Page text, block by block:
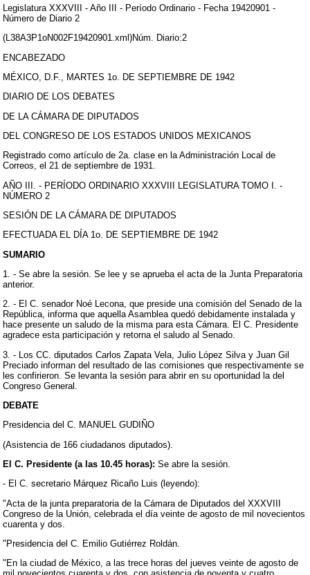
Legislatura XXXVIII - Año III - Período Ordinario - Fecha 19420901 -
Número de Diario 2
(L38A3P1oN002F19420901.xml)Núm. Diario:2
ENCABEZADO
MÉXICO, D.F., MARTES 1o. DE SEPTIEMBRE DE 1942
DIARIO DE LOS DEBATES
DE LA CÁMARA DE DIPUTADOS
DEL CONGRESO DE LOS ESTADOS UNIDOS MEXICANOS
Registrado como artículo de 2a. clase en la Administración Local de
Correos, el 21 de septiembre de 1931.
AÑO III. - PERÍODO ORDINARIO XXXVIII LEGISLATURA TOMO I. -
NÚMERO 2
SESIÓN DE LA CÁMARA DE DIPUTADOS
EFECTUADA EL DÍA 1o. DE SEPTIEMBRE DE 1942
SUMARIO
1. - Se abre la sesión. Se lee y se aprueba el acta de la Junta Preparatoria
anterior.
2. - El C. senador Noé Lecona, que preside una comisión del Senado de la
República, informa que aquella Asamblea quedó debidamente instalada y
hace presente un saludo de la misma para esta Cámara. El C. Presidente
agradece esta participación y retorna el saludo al Senado.
3. - Los CC. diputados Carlos Zapata Vela, Julio López Silva y Juan Gil
Preciado informan del resultado de las comisiones que respectivamente se
les confirieron. Se levanta la sesión para abrir en su oportunidad la del
Congreso General.
DEBATE
Presidencia del C. MANUEL GUDIÑO
(Asistencia de 166 ciudadanos diputados).
El C. Presidente (a las 10.45 horas): Se abre la sesión.
- El C. secretario Márquez Ricaño Luis (leyendo):
"Acta de la junta preparatoria de la Cámara de Diputados del XXXVIII
Congreso de la Unión, celebrada el día veinte de agosto de mil novecientos
cuarenta y dos.
"Presidencia del C. Emilio Gutiérrez Roldán.
"En la ciudad de México, a las trece horas del jueves veinte de agosto de